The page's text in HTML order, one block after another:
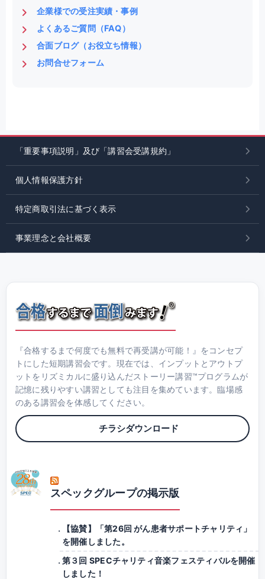
企業様での受注実績・事例
よくあるご質問（FAQ）
合面ブログ（お役立ち情報）
お問合せフォーム
「重要事項説明」及び「講習会受講規約」
個人情報保護方針
特定商取引法に基づく表示
事業理念と会社概要
『合格するまで何度でも無料で再受講が可能！』をコンセプ
トにした短期講習会です。現在では、インプットとアウトプ
ットをリズミカルに盛り込んだストーリー講習™プログラムが
記憶に残りやすい講習としても注目を集めています。臨場感
のある講習会を体感してください。
チラシダウンロード
スペックグループの掲示版
【協賛】「第26回 がん患者サポートチャリティ」
を開催しました。
第３回 SPECチャリティ音楽フェスティバルを開催
しました！